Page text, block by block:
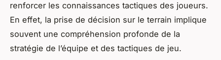
renforcer les connaissances tactiques des joueurs.
En effet, la prise de décision sur le terrain implique
souvent une compréhension profonde de la
stratégie de l’équipe et des tactiques de jeu.